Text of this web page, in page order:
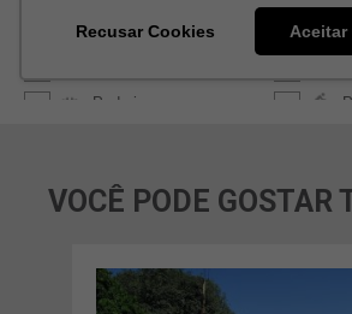
VOCÊ PODE GOSTAR